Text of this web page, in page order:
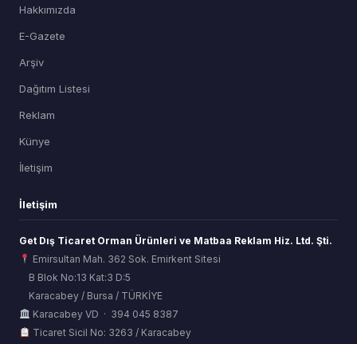
Hakkımızda
E-Gazete
Arşiv
Dağıtım Listesi
Reklam
Künye
İletişim
İletişim
Get Dış Ticaret Orman Ürünleri ve Matbaa Reklam Hiz. Ltd. Şti.
Emirsultan Mah. 362 Sok. Emirkent Sitesi
B Blok No:13 Kat:3 D:5
Karacabey / Bursa / TÜRKİYE
Karacabey VD · 394 045 8387
Ticaret Sicil No: 3263 / Karacabey
ORSİAD AI
Sektörel Hafıza Asistanı